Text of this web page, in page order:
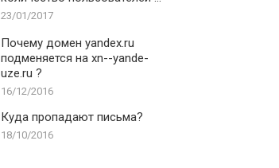
хранилище?
23/01/2017
Почему домен yandex.ru
подменяется на xn--yande-
uze.ru ?
16/12/2016
Куда пропадают письма?
18/10/2016